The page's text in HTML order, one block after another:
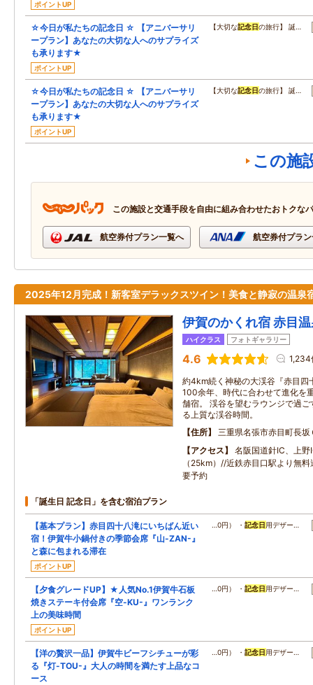
ポイントUP
☆今日が私たちの記念日 ☆ 【アニバーサリ
ープラン】あなたの大切な人へのサプライズ
も承ります★
ポイントUP
【大切な記念日の旅行】 誕…
☆今日が私たちの記念日 ☆ 【アニバーサリ
ープラン】あなたの大切な人へのサプライズ
も承ります★
ポイントUP
【大切な記念日の旅行】 誕…
この施
この施設と交通手段を自由に組み合わせたおトクな
航空券付プラン一覧へ 航空券付プラ
2025年12月完成！新客室デラックスツイン！美食と静寂の温泉
伊賀のかくれ宿 赤目
ハイクラス フォトギャラリー
4.6 1,234
約4km続く神秘の大渓谷『赤目四
100余年、時代に合わせて進化を
舗宿。 渓谷を望むラウンジで過
る上質な渓谷時間。
住所
三重県名張市赤目町長坂
アクセス
名阪国道針IC、上
（25km）//近鉄赤目口駅より無
要予約
「誕生日 記念日」を含む宿泊プラン
【基本プラン】赤目四十八滝にいちばん近い
宿！伊賀牛小鍋付きの季節会席『山-ZAN-』
と森に包まれる滞在
ポイントUP
…0円） ・記念日 用デザー…
【夕食グレードUP】★人気No.1伊賀牛石板
焼きステーキ付会席『空-KU-』ワンランク
上の美味時間
ポイントUP
…0円） ・記念日 用デザー…
【洋の贅沢一品】伊賀牛ビーフシチューが彩
る『灯-TOU-』大人の時間を満たす上品なコ
ース
…0円） ・記念日 用デザー…